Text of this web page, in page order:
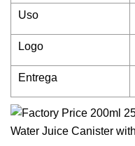
Uso
Logo
Entrega